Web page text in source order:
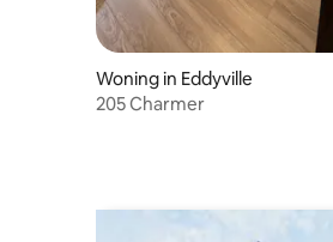
Woning in Eddyville
205 Charmer